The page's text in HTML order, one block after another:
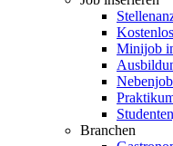
Minijob
Branchen